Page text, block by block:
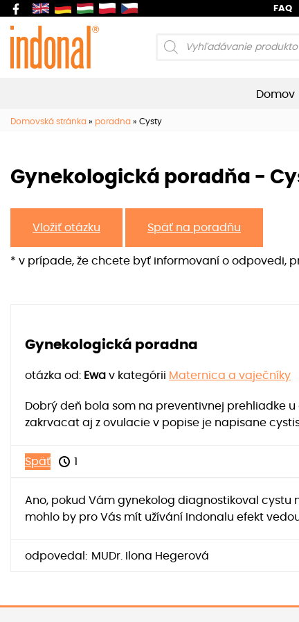
FAQ
Products
Domov
Domovská stránka » poradna » Cysty
Gynekologická poradňa -
Vložiť otázku Späť na poradňu
* v prípade, že chcete byť informovaní o odpovedi,
Gynekologická poradna
otázka od: Ewa v kategórii Maternica a vaječníky
Dobrý deň bola som na preventivnej prehliadke
zakrvacat aj z ovulacie v popise je napisane
Späť 1
Ano, pokud Vám gynekolog diagnostikoval
mohlo by pro Vás mít užívání Indonalu efekt
odpovedal: MUDr. Ilona Hegerová